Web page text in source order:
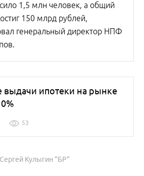
1,5 млн человек, а общий
150 млрд рублей,
генеральный директор НПФ
выдачи ипотеки на рынке
53
Кулыгин "БР"